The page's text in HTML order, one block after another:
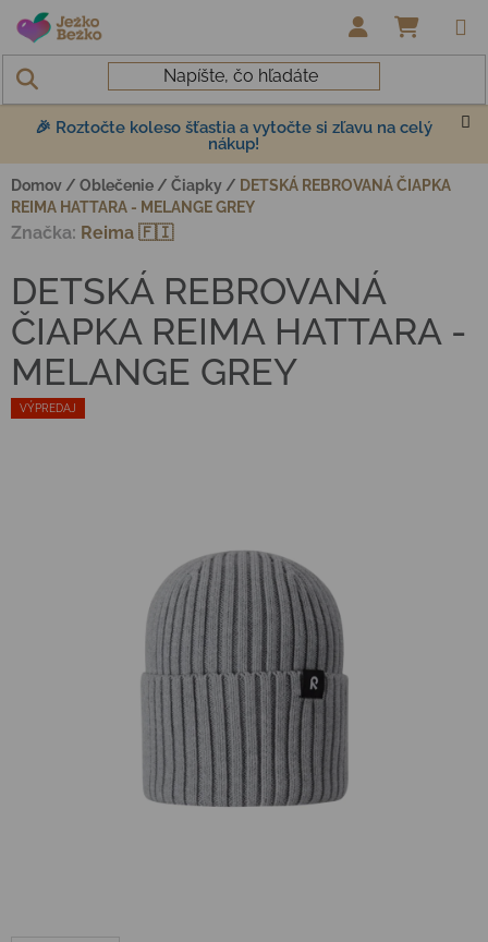
Prejsť na obsah
🎉 Roztočte koleso šťastia a vytočte si zľavu na celý
nákup!
Domov / Oblečenie / Čiapky / DETSKÁ REBROVANÁ ČIAPKA
REIMA HATTARA - MELANGE GREY
VÝPREDAJ
DETSKÁ REBROVANÁ
ČIAPKA REIMA HATTARA -
MELANGE GREY
Značka: Reima 🇫🇮